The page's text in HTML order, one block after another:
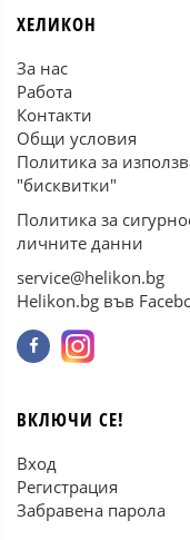
ХЕЛИКОН
За нас
Работа
Контакти
Общи условия
Политика за
"бисквитки"
Политика за
личните данни
service@helikon.bg
Helikon.bg във
ВКЛЮЧИ СЕ!
Вход
Регистрация
Забравена парола